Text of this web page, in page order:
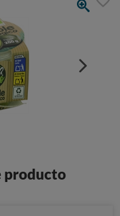
producto